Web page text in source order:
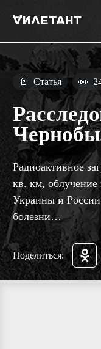
📄 Статья 👀
Радиоактивное
кв. км,
Украины и
болезни…
Поделиться: